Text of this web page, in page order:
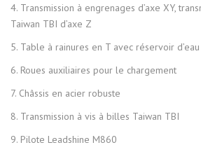
4. Transmission à engrenages d’axe XY,
Taiwan TBI d’axe Z
5. Table à rainures en T avec réservoir d’eau
6. Roues auxiliaires pour le chargement
7. Châssis en acier robuste
8. Transmission à vis à billes Taiwan TBI
9. Pilote Leadshine M860